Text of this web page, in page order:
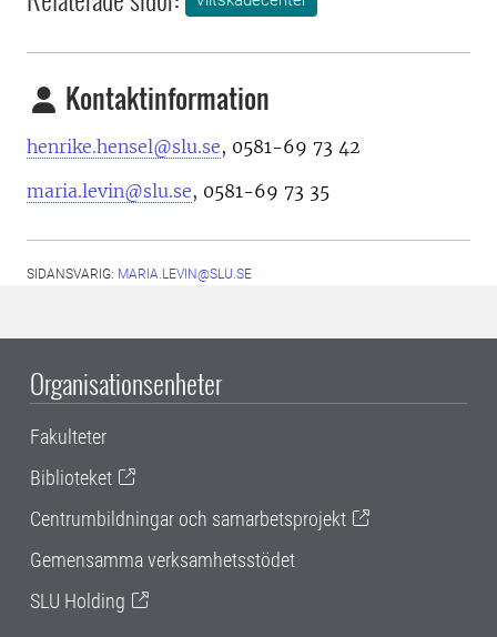
Kontaktinformation
henrike.hensel@slu.se, 0581-69 73 42
maria.levin@slu.se, 0581-69 73 35
SIDANSVARIG: MARIA.LEVIN@SLU.SE
Organisationsenheter
Fakulteter
Biblioteket
Centrumbildningar och samarbetsprojekt
Gemensamma verksamhetsstödet
SLU Holding